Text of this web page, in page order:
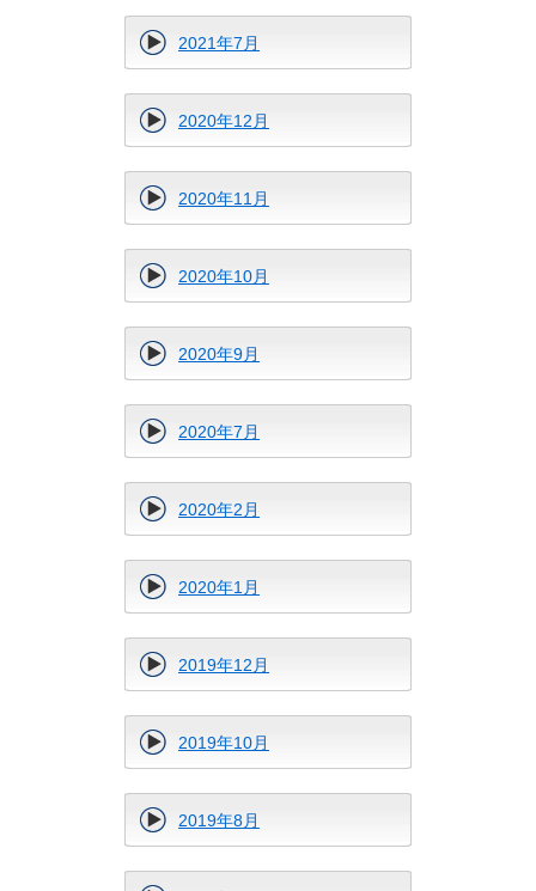
2021年7月
2020年12月
2020年11月
2020年10月
2020年9月
2020年7月
2020年2月
2020年1月
2019年12月
2019年10月
2019年8月